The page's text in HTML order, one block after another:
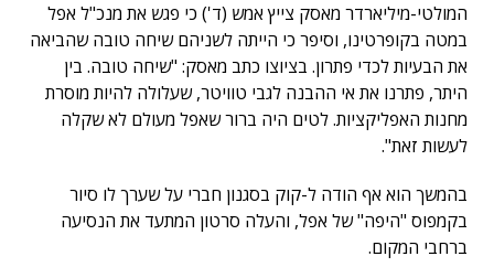
המולטי-מיליארדר מאסק צייץ אמש (ד') כי פגש את מנכ"ל אפל
במטה בקופרטינו, וסיפר כי הייתה לשניהם שיחה טובה שהביאה
את הבעיות לכדי פתרון. בציוצו כתב מאסק: "שיחה טובה. בין
היתר, פתרנו את אי ההבנה לגבי טוויטר, שעלולה להיות מוסרת
מחנות האפליקציות. לטים היה ברור שאפל מעולם לא שקלה
לעשות זאת".
בהמשך הוא אף הודה ל-קוק בסגנון חברי על שערך לו סיור
בקמפוס "היפה" של אפל, והעלה סרטון המתעד את הנסיעה
ברחבי המקום.